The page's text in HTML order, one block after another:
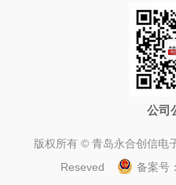
公司
版权所有 © 青岛永合创信电
Reseved
备案号：